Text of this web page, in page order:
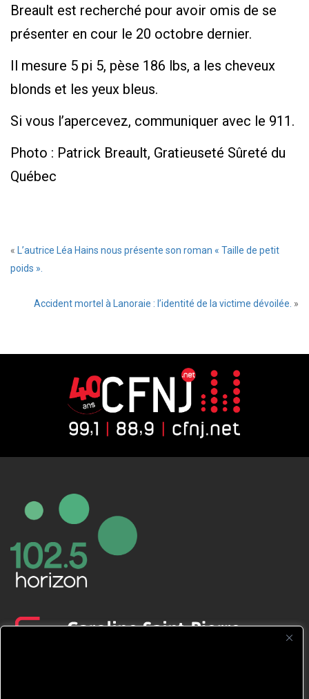
Breault est recherché pour avoir omis de se
présenter en cour le 20 octobre dernier.
Il mesure 5 pi 5, pèse 186 lbs, a les cheveux
blonds et les yeux bleus.
Si vous l’apercevez, communiquer avec le 911.
Photo : Patrick Breault, Gratieuseté Sûreté du
Québec
«
L’autrice Léa Hains nous présente son roman « Taille de petit
poids ».
Accident mortel à Lanoraie : l’identité de la victime dévoilée. »